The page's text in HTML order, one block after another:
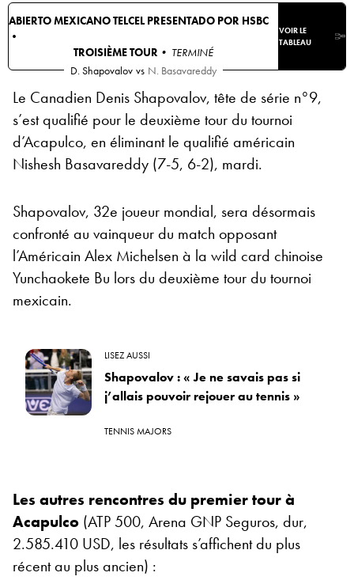
ABIERTO MEXICANO TELCEL PRESENTADO POR HSBC
•
TROISIÈME TOUR • TERMINÉ
VOIR LE
TABLEAU
D. Shapovalov vs N. Basavareddy
Le Canadien Denis Shapovalov, tête de série n°9,
s’est qualifié pour le deuxième tour du tournoi
d’Acapulco, en éliminant le qualifié américain
Nishesh Basavareddy (7-5, 6-2), mardi.
Shapovalov, 32e joueur mondial, sera désormais
confronté au vainqueur du match opposant
l’Américain Alex Michelsen à la wild card chinoise
Yunchaokete Bu lors du deuxième tour du tournoi
mexicain.
LISEZ AUSSI
Shapovalov : « Je ne savais pas si
j’allais pouvoir rejouer au tennis »
TENNIS MAJORS
Les autres rencontres du premier tour à
Acapulco (ATP 500, Arena GNP Seguros, dur,
2.585.410 USD, les résultats s’affichent du plus
récent au plus ancien) :